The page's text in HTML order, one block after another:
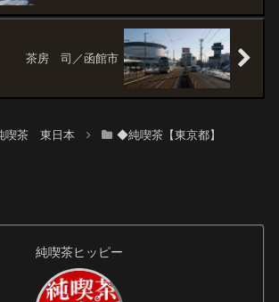
茶房 司／函館市
喫茶 東日本 ◆純喫茶【東京都】
純喫茶ヒッピー